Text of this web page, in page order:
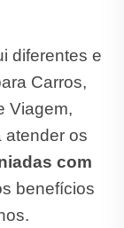
diferentes e
Carros,
Viagem,
atender os
com
benefícios